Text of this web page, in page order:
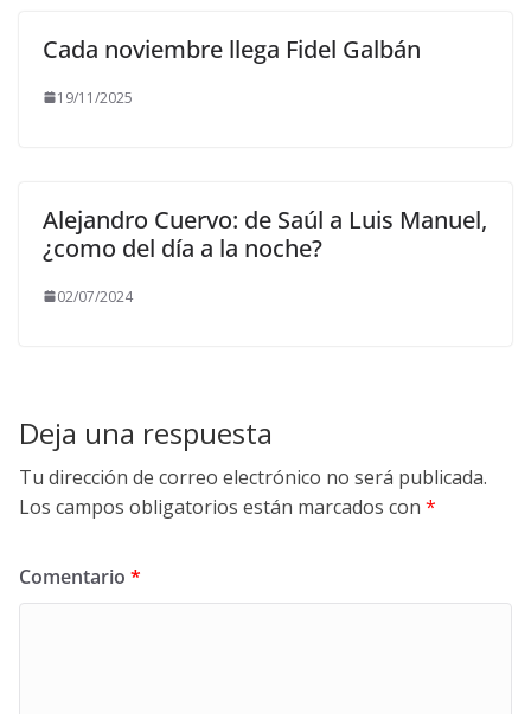
Cada noviembre llega Fidel Galbán
19/11/2025
Alejandro Cuervo: de Saúl a Luis Manuel,
¿como del día a la noche?
02/07/2024
Deja una respuesta
Tu dirección de correo electrónico no será publicada.
Los campos obligatorios están marcados con *
Comentario *